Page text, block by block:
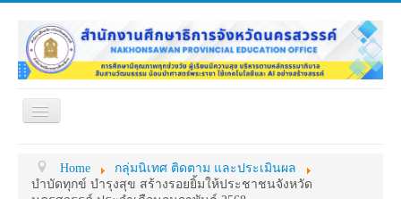
Toggle
หน่วยงานภายใน
MY OFFICE
Home
กลุ่มนิเทศ ติดตาม และประเมินผล
บำบัดทุกข์ บำรุงสุข สร้างรอยยิ้มให้ประชาชนจังหวัด